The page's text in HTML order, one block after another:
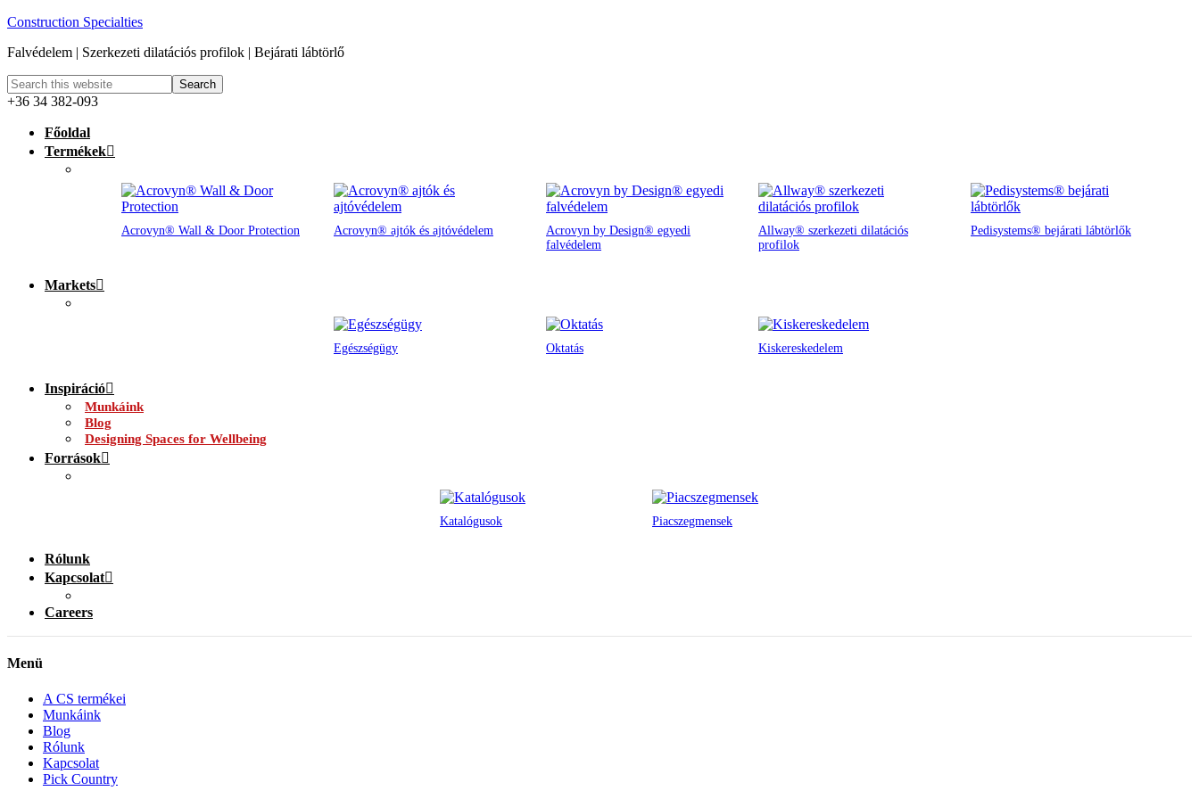
Construction Specialties
Falvédelem | Szerkezeti dilatációs profilok | Bejárati lábtörlő
+36 34 382-093
Főoldal
Termékek
Acrovyn® Wall & Door Protection Acrovyn® ajtók és ajtóvédelem
Acrovyn by Design® egyedi
falvédelem
Allway® szerkezeti dilatációs
profilok
Pedisystems® bejárati lábtörlők
Markets
Egészségügy Oktatás Kiskereskedelem
Inspiráció
Munkáink
Blog
Designing Spaces for Wellbeing
Források
Katalógusok Piacszegmensek
Rólunk
Kapcsolat
Careers
Menü
A CS termékei
Munkáink
Blog
Rólunk
Kapcsolat
Pick Country